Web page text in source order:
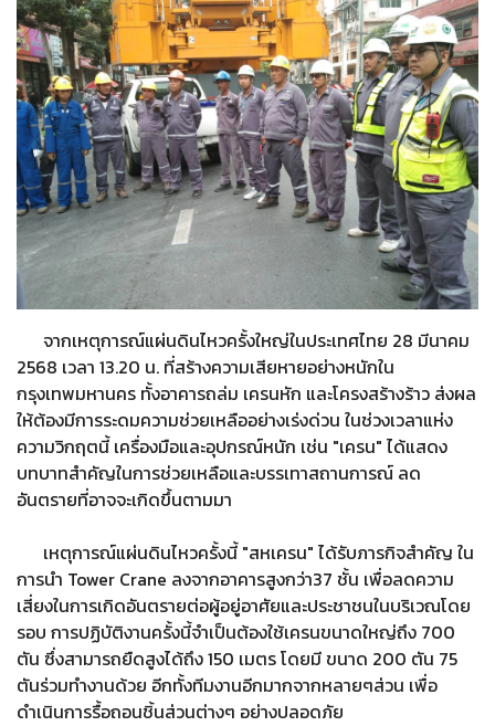
จากเหตุการณ์แผ่นดินไหวครั้งใหญ่ในประเทศไทย 28 มีนาคม
2568 เวลา 13.20 น. ที่สร้างความเสียหายอย่างหนักใน
กรุงเทพมหานคร ทั้งอาคารถล่ม เครนหัก และโครงสร้างร้าว ส่งผล
ให้ต้องมีการระดมความช่วยเหลืออย่างเร่งด่วน ในช่วงเวลาแห่ง
ความวิกฤตนี้ เครื่องมือและอุปกรณ์หนัก เช่น "เครน" ได้แสดง
บทบาทสำคัญในการช่วยเหลือและบรรเทาสถานการณ์ ลด
อันตรายที่อาจจะเกิดขึ้นตามมา
เหตุการณ์แผ่นดินไหวครั้งนี้ "สหเครน" ได้รับภารกิจสำคัญ ใน
การนำ Tower Crane ลงจากอาคารสูงกว่า37 ชั้น เพื่อลดความ
เสี่ยงในการเกิดอันตรายต่อผู้อยู่อาศัยและประชาชนในบริเวณโดย
รอบ การปฏิบัติงานครั้งนี้จำเป็นต้องใช้เครนขนาดใหญ่ถึง 700
ตัน ซึ่งสามารถยืดสูงได้ถึง 150 เมตร โดยมี ขนาด 200 ตัน 75
ตันร่วมทำงานด้วย อีกทั้งทีมงานอีกมากจากหลายๆส่วน เพื่อ
ดำเนินการรื้อถอนชิ้นส่วนต่างๆ อย่างปลอดภัย